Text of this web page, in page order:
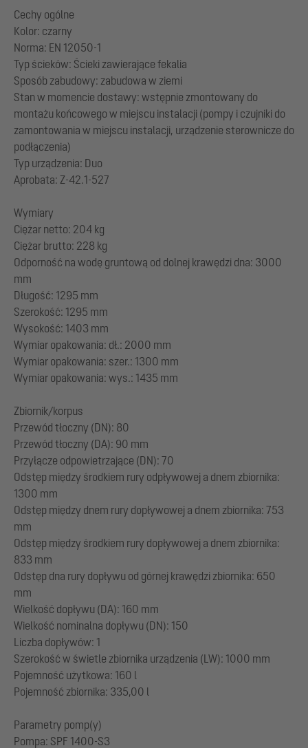
Cechy ogólne
Kolor: czarny
Norma: EN 12050-1
Typ ścieków: Ścieki zawierające fekalia
Sposób zabudowy: zabudowa w ziemi
Stan w momencie dostawy: wstępnie zmontowany do
montażu końcowego w miejscu instalacji (pompy i czujniki do
zamontowania w miejscu instalacji, urządzenie sterownicze do
podłączenia)
Typ urządzenia: Duo
Aprobata: Z-42.1-527
Wymiary
Ciężar netto: 204 kg
Ciężar brutto: 228 kg
Odporność na wodę gruntową od dolnej krawędzi dna: 3000
mm
Długość: 1295 mm
Szerokość: 1295 mm
Wysokość: 1403 mm
Wymiar opakowania: dł.: 2000 mm
Wymiar opakowania: szer.: 1300 mm
Wymiar opakowania: wys.: 1435 mm
Zbiornik/korpus
Przewód tłoczny (DN): 80
Przewód tłoczny (DA): 90 mm
Przyłącze odpowietrzające (DN): 70
Odstęp między środkiem rury odpływowej a dnem zbiornika:
1300 mm
Odstęp między dnem rury dopływowej a dnem zbiornika: 753
mm
Odstęp między środkiem rury dopływowej a dnem zbiornika:
833 mm
Odstęp dna rury dopływu od górnej krawędzi zbiornika: 650
mm
Wielkość dopływu (DA): 160 mm
Wielkość nominalna dopływu (DN): 150
Liczba dopływów: 1
Szerokość w świetle zbiornika urządzenia (LW): 1000 mm
Pojemność użytkowa: 160 l
Pojemność zbiornika: 335,00 l
Parametry pomp(y)
Pompa: SPF 1400-S3